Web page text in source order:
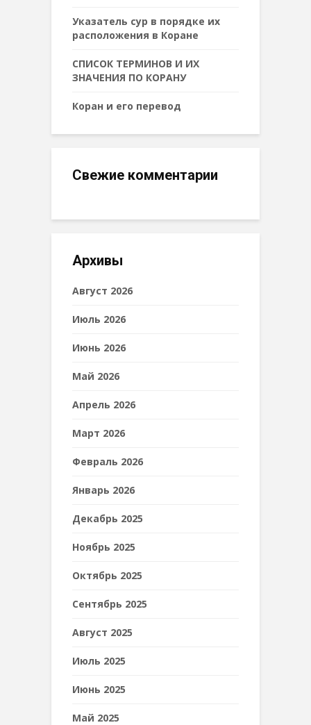
Указатель сур в порядке их
расположения в Коране
СПИСОК ТЕРМИНОВ И ИХ
ЗНАЧЕНИЯ ПО КОРАНУ
Коран и его перевод
Свежие комментарии
Архивы
Август 2026
Июль 2026
Июнь 2026
Май 2026
Апрель 2026
Март 2026
Февраль 2026
Январь 2026
Декабрь 2025
Ноябрь 2025
Октябрь 2025
Сентябрь 2025
Август 2025
Июль 2025
Июнь 2025
Май 2025